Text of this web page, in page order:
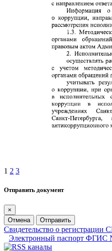
1 2 3
Отправить документ
×
Отмена
Отправить
Свидетельство о
Электронный паспорт ФГИС